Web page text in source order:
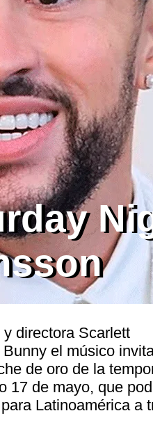
directora Scarlett
el músico
de oro de la
17 de mayo, que
Latinoamérica a